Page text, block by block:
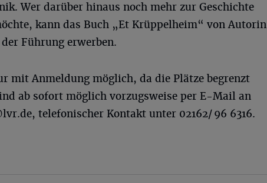
Wer darüber hinaus noch mehr zur Geschichte
kann das Buch „Et Krüppelheim“ von Autorin
Führung erwerben.
mit Anmeldung möglich, da die Plätze begrenzt
ab sofort möglich vorzugsweise per E-Mail an
, telefonischer Kontakt unter 02162/ 96 6316.